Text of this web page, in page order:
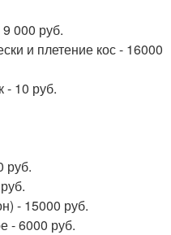
000 руб.
и плетение кос - 16000
- 10 руб.
руб.
- 15000 руб.
- 6000 руб.